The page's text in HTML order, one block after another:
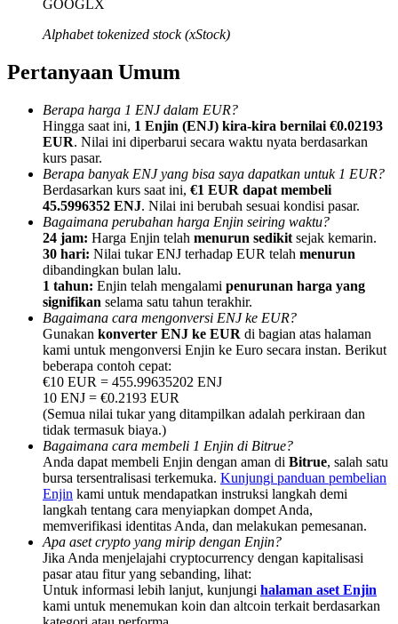
Afiliasi Bitrue
Referensi
Undang teman untuk mendapatkan imbalan tunai
BTC Welcome Rewards
BTC Welcome Rewards
Deposit & Trade BTC to Share 25000 USDT prize pool!
GOOGLX
Alphabet tokenized stock (xStock)
Pertanyaan Umum
Berapa harga 1 ENJ dalam EUR?
Hingga saat ini, 1 Enjin (ENJ) kira-kira bernilai €0.02193
EUR. Nilai ini diperbarui secara waktu nyata berdasarkan
kurs pasar.
Berapa banyak ENJ yang bisa saya dapatkan untuk 1 EUR?
Berdasarkan kurs saat ini, €1 EUR dapat membeli
45.5996352 ENJ. Nilai ini berubah sesuai kondisi pasar.
Bagaimana perubahan harga Enjin seiring waktu?
24 jam: Harga Enjin telah menurun sedikit sejak kemarin.
30 hari: Nilai tukar ENJ terhadap EUR telah menurun
dibandingkan bulan lalu.
1 tahun: Enjin telah mengalami penurunan harga yang
signifikan selama satu tahun terakhir.
Bagaimana cara mengonversi ENJ ke EUR?
Gunakan konverter ENJ ke EUR di bagian atas halaman
kami untuk mengonversi Enjin ke Euro secara instan. Berikut
beberapa contoh cepat:
€10 EUR = 455.99635202 ENJ
10 ENJ = €0.2193 EUR
(Semua nilai tukar yang ditampilkan adalah perkiraan dan
tidak termasuk biaya.)
Bagaimana cara membeli 1 Enjin di Bitrue?
Anda dapat membeli Enjin dengan aman di Bitrue, salah satu
bursa tersentralisasi terkemuka. Kunjungi panduan pembelian
Enjin kami untuk mendapatkan instruksi langkah demi
langkah tentang cara menyiapkan dompet Anda,
memverifikasi identitas Anda, dan melakukan pemesanan.
Apa aset crypto yang mirip dengan Enjin?
Jika Anda menjelajahi cryptocurrency dengan kapitalisasi
pasar atau fitur yang sebanding, lihat:
Untuk informasi lebih lanjut, kunjungi halaman aset Enjin
kami untuk menemukan koin dan altcoin terkait berdasarkan